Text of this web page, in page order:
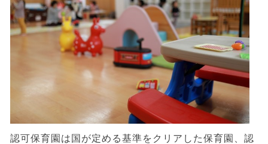
認可保育園は国が定める基準をクリアした保育園、認